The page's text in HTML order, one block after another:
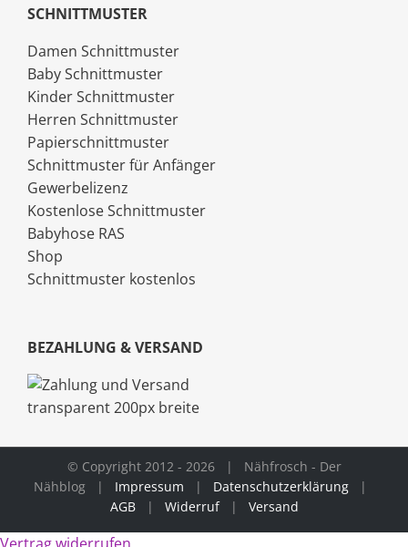
SCHNITTMUSTER
Damen Schnittmuster
Baby Schnittmuster
Kinder Schnittmuster
Herren Schnittmuster
Papierschnittmuster
Schnittmuster für Anfänger
Gewerbelizenz
Kostenlose Schnittmuster
Babyhose RAS
Shop
Schnittmuster kostenlos
BEZAHLUNG & VERSAND
© Copyright 2012 - 2026 | Nähfrosch - Der
Nähblog | Impressum | Datenschutzerklärung |
AGB| Widerruf| Versand